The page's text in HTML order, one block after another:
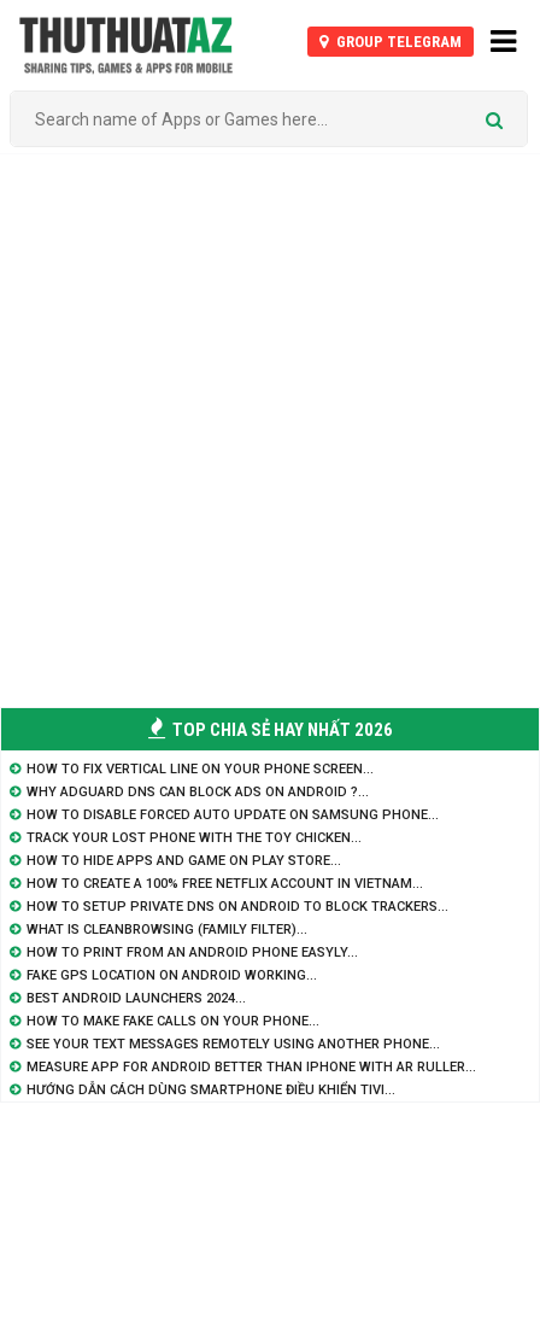
GROUP TELEGRAM
TOP CHIA SẺ HAY NHẤT 2026
HOW TO FIX VERTICAL LINE ON YOUR PHONE SCREEN...
WHY ADGUARD DNS CAN BLOCK ADS ON ANDROID ?...
HOW TO DISABLE FORCED AUTO UPDATE ON SAMSUNG PHONE...
TRACK YOUR LOST PHONE WITH THE TOY CHICKEN...
HOW TO HIDE APPS AND GAME ON PLAY STORE...
HOW TO CREATE A 100% FREE NETFLIX ACCOUNT IN VIETNAM...
HOW TO SETUP PRIVATE DNS ON ANDROID TO BLOCK TRACKERS...
WHAT IS CLEANBROWSING (FAMILY FILTER)...
HOW TO PRINT FROM AN ANDROID PHONE EASYLY...
FAKE GPS LOCATION ON ANDROID WORKING...
BEST ANDROID LAUNCHERS 2024...
HOW TO MAKE FAKE CALLS ON YOUR PHONE...
SEE YOUR TEXT MESSAGES REMOTELY USING ANOTHER PHONE...
MEASURE APP FOR ANDROID BETTER THAN IPHONE WITH AR RULLER...
HƯỚNG DẪN CÁCH DÙNG SMARTPHONE ĐIỀU KHIỂN TIVI...